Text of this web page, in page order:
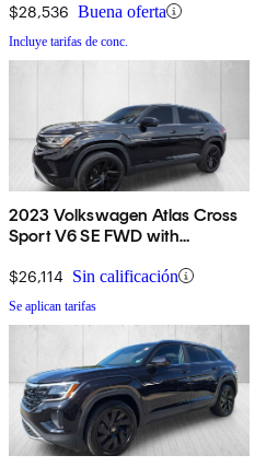
$28,536 Buena oferta
Incluye tarifas de conc.
2023 Volkswagen Atlas Cross
Sport V6 SE FWD with
$26,114 Sin calificación
Se aplican tarifas